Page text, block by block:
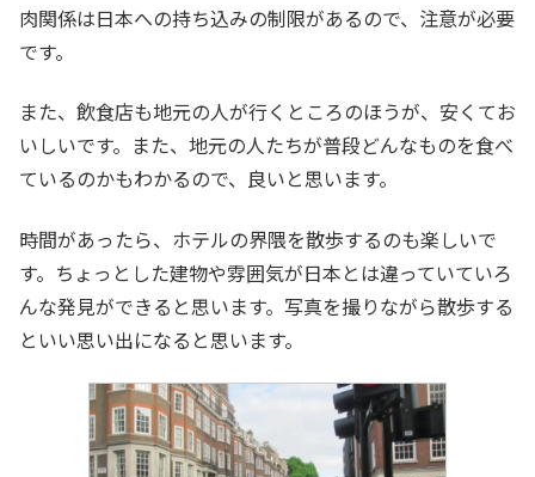
肉関係は日本への持ち込みの制限があるので、注意が必要
です。
また、飲食店も地元の人が行くところのほうが、安くてお
いしいです。また、地元の人たちが普段どんなものを食べ
ているのかもわかるので、良いと思います。
時間があったら、ホテルの界隈を散歩するのも楽しいで
す。ちょっとした建物や雰囲気が日本とは違っていていろ
んな発見ができると思います。写真を撮りながら散歩する
といい思い出になると思います。